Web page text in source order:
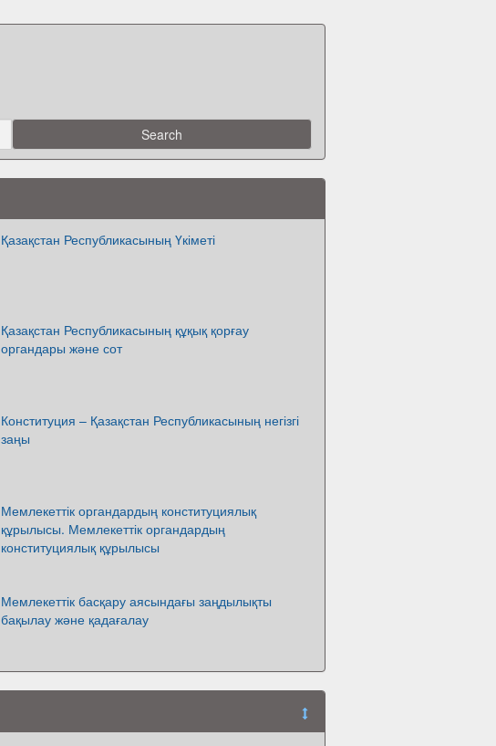
Қазақстан Республикасының Үкіметі
Қазақстан Республикасының құқық қорғау
органдары және сот
Конституция – Қазақстан Республикасының негізгі
заңы
Мемлекеттік органдардың конституциялық
құрылысы. Мемлекеттік органдардың
конституциялық құрылысы
Мемлекеттік басқару аясындағы заңдылықты
бақылау және қадағалау